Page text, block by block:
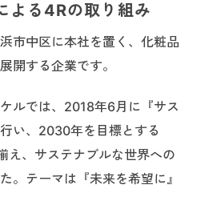
よる4Rの取り組み
市中区に本社を置く、化粧品
開する企業です。
ルでは、2018年6月に『サス
い、2030年を目標とする
え、サステナブルな世界への
。テーマは『未来を希望に』